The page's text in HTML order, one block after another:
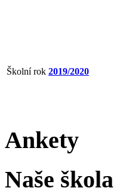
Školní rok 2019/2020
Ankety
Naše škola